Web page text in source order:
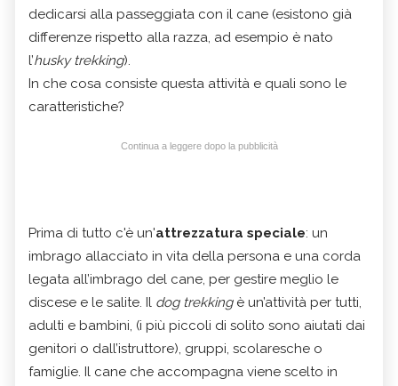
dedicarsi alla passeggiata con il cane (esistono già
differenze rispetto alla razza, ad esempio è nato
l’husky trekking).
In che cosa consiste questa attività e quali sono le
caratteristiche?
Continua a leggere dopo la pubblicità
Prima di tutto c'è un'attrezzatura speciale: un
imbrago allacciato in vita della persona e una corda
legata all’imbrago del cane, per gestire meglio le
discese e le salite. Il dog trekkingè un’attività per tutti,
adulti e bambini, (i più piccoli di solito sono aiutati dai
genitori o dall’istruttore), gruppi, scolaresche o
famiglie. Il cane che accompagna viene scelto in